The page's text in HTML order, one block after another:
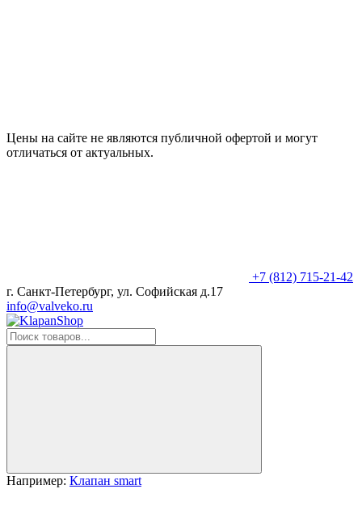
Цены на сайте не являются публичной офертой и могут
отличаться от актуальных.
+7 (812) 715-21-42
г. Санкт-Петербург, ул. Софийская д.17
info@valveko.ru
Например: Клапан smart